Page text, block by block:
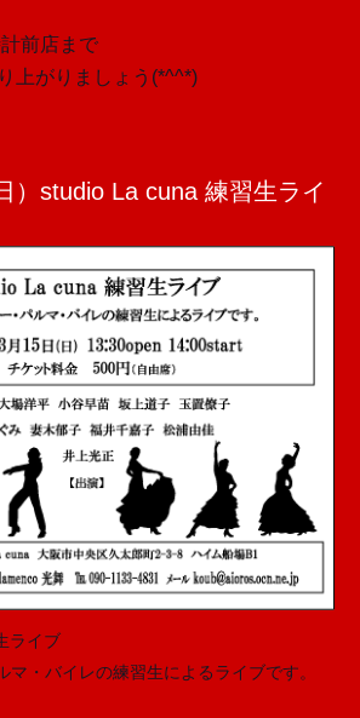
前店まで
上がりましょう(*^^*)
）studio La cuna 練習生ライ
ライブ
マ・バイレの練習生によるライブです。